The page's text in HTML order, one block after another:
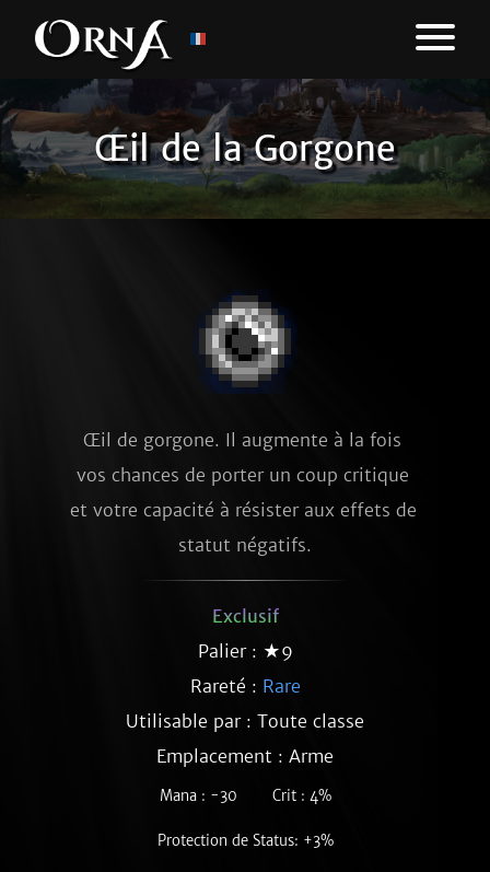
Œil de la Gorgone
Œil de gorgone. Il augmente à la fois
vos chances de porter un coup critique
et votre capacité à résister aux effets de
statut négatifs.
Exclusif
Palier : ★9
Rareté : Rare
Utilisable par : Toute classe
Emplacement : Arme
Mana : -30 Crit : 4%
Protection de Status: +3%